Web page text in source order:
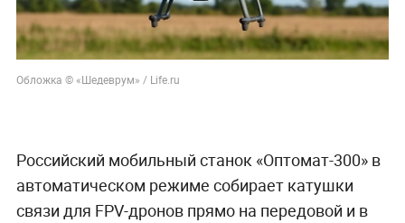
Обложка © «Шедеврум» / Life.ru
Российский мобильный станок «Оптомат-300» в
автоматическом режиме собирает катушки
связи для FPV-дронов прямо на передовой и в